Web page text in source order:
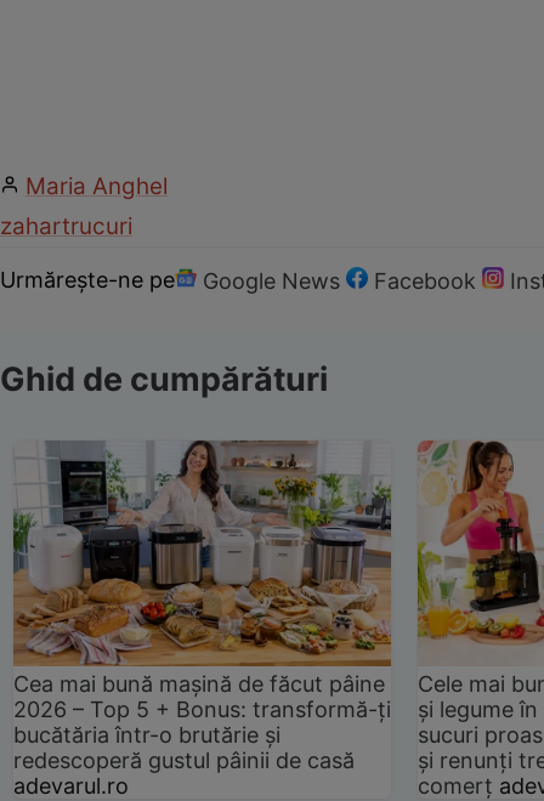
Maria Anghel
zahartrucuri
Urmărește-ne pe Google News Facebook
Ghid de cumpărături
Cea mai bună mașină de făcut pâine
2026 – Top 5 + Bonus: transformă-ți
bucătăria într-o brutărie și
redescoperă gustul pâinii de casă
adevarul.ro
Cele mai
și legume
sucuri
și renunți
comerț